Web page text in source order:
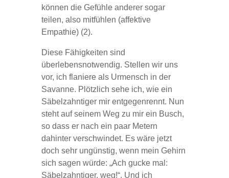
können die Gefühle anderer sogar
teilen, also mitfühlen (affektive
Empathie) (2).
Diese Fähigkeiten sind
überlebensnotwendig. Stellen wir uns
vor, ich flaniere als Urmensch in der
Savanne. Plötzlich sehe ich, wie ein
Säbelzahntiger mir entgegenrennt. Nun
steht auf seinem Weg zu mir ein Busch,
so dass er nach ein paar Metern
dahinter verschwindet. Es wäre jetzt
doch sehr ungünstig, wenn mein Gehirn
sich sagen würde: „Ach gucke mal:
Säbelzahntiger, weg!“. Und ich